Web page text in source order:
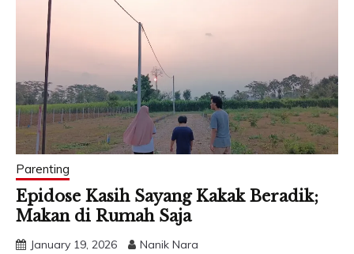
Parenting
Epidose Kasih Sayang Kakak Beradik;
Makan di Rumah Saja
January 19, 2026 Nanik Nara